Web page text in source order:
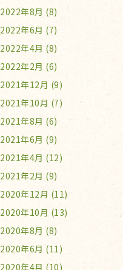
2022年8月 (8)
2022年6月 (7)
2022年4月 (8)
2022年2月 (6)
2021年12月 (9)
2021年10月 (7)
2021年8月 (6)
2021年6月 (9)
2021年4月 (12)
2021年2月 (9)
2020年12月 (11)
2020年10月 (13)
2020年8月 (8)
2020年6月 (11)
2020年4月 (10)